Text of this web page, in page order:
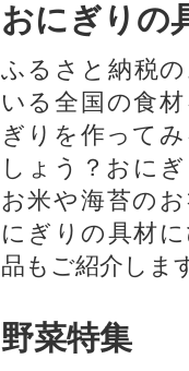
おにぎりの
ふるさと納税
いる全国の食
ぎりを作って
しょう？おに
お米や海苔の
にぎりの具材
品もご紹介しま
野菜特集